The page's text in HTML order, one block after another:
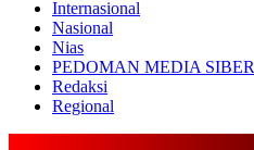
Internasional
Nasional
Nias
PEDOMAN MEDIA SIBER
Redaksi
Regional